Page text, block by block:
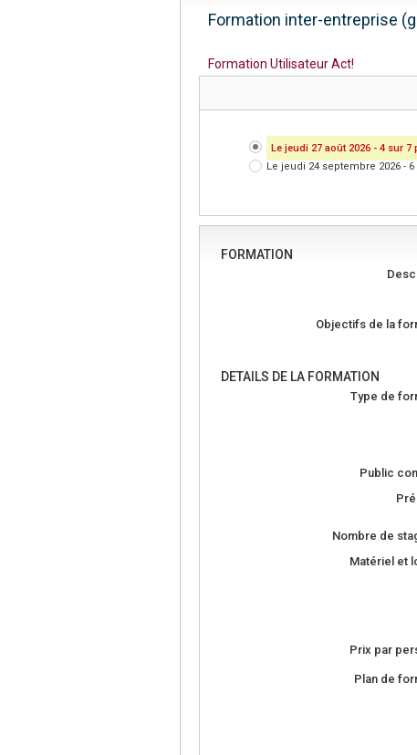
Formation inter-entreprise
Formation Utilisateur Act!
Le jeudi 27 août 2026 - 4 sur 7
Le jeudi 24 septembre 2026 -
FORMATION
Objectifs de la
DETAILS DE LA FORMATION
Type de
Public
Nombre de
Matériel et
Prix par
Plan de